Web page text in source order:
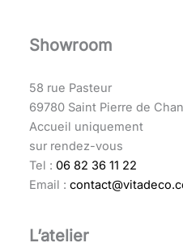
Showroom
58 rue Pasteur
69780 Saint Pierre de
Accueil uniquement
sur rendez-vous
Tel : 06 82 36 11 22
Email :
L’atelier